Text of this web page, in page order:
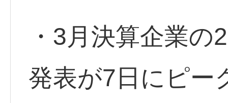
・3月決算企業
発表が7日にピー